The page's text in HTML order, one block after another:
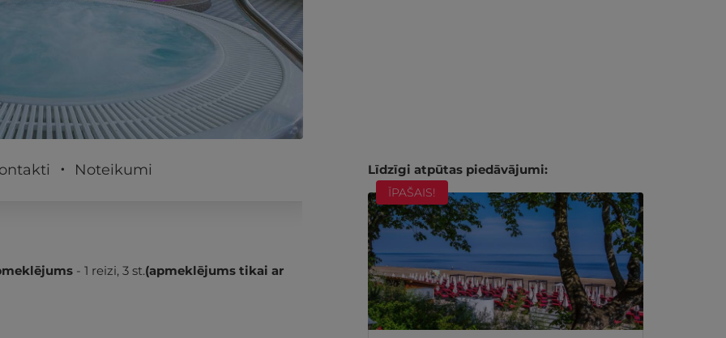
Noteikumi
- 1 reizi, 3 st.(apmeklējums tikai ar
Līdzīgi atpūtas piedāvājumi:
ĪPAŠAIS!